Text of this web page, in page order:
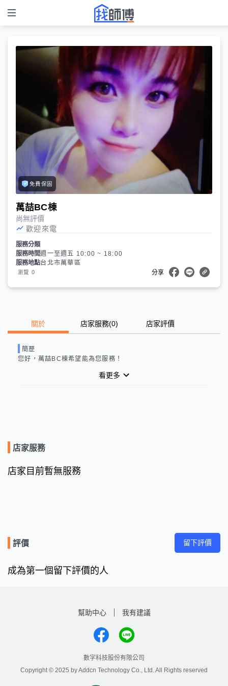
免費保固
萬喆BC棟
尚無評價
歡迎來電
服務分類
服務時間週一至週五 10:00 ~ 18:00
服務地點台北市萬華區
瀏覽 0 分享
關於 店家服務(0) 店家評價
簡歷
您好， 萬喆BC棟希望能為您服務！
看更多
店家服務
店家目前暫無服務
評價 留下評價
成為第一個留下評價的人
幫助中心 我有建議
數字科技股份有限公司
Copyright © 2025 by Addcn Technology Co., Ltd. All Rights reserved